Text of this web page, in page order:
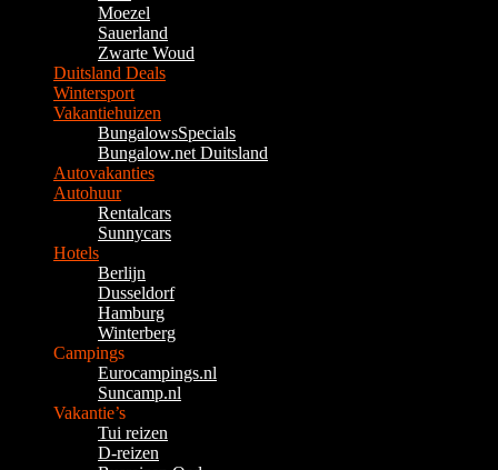
Moezel
Sauerland
Zwarte Woud
Duitsland Deals
Wintersport
Vakantiehuizen
BungalowsSpecials
Bungalow.net Duitsland
Autovakanties
Autohuur
Rentalcars
Sunnycars
Hotels
Berlijn
Dusseldorf
Hamburg
Winterberg
Campings
Eurocampings.nl
Suncamp.nl
Vakantie’s
Tui reizen
D-reizen